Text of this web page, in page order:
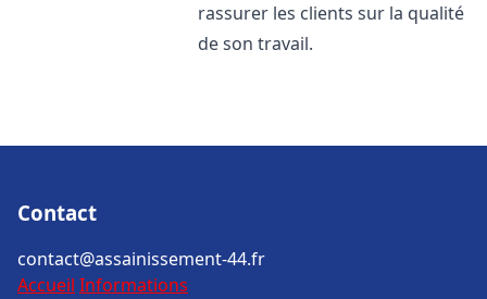
rassurer les clients sur la qualité
de son travail.
Contact
contact@assainissement-44.fr
Accueil Informations